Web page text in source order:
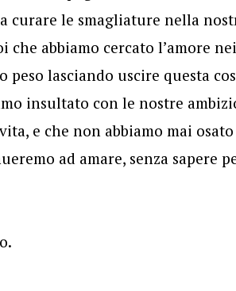
curare le smagliature nella
abbiamo cercato l’amore
lasciando uscire questa
insultato con le nostre
e che non abbiamo mai
ad amare, senza sapere